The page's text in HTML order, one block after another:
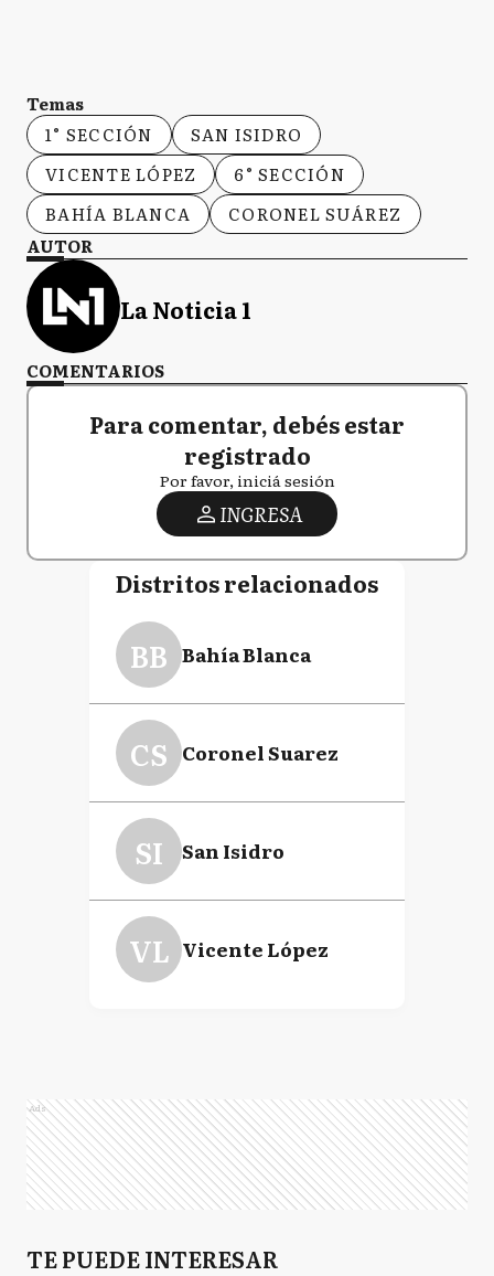
Temas
1° SECCIÓN
SAN ISIDRO
VICENTE LÓPEZ
6° SECCIÓN
BAHÍA BLANCA
CORONEL SUÁREZ
AUTOR
La Noticia 1
COMENTARIOS
Para comentar, debés estar
registrado
Por favor, iniciá sesión
INGRESA
Distritos relacionados
BB Bahía Blanca
CS Coronel Suarez
SI San Isidro
VL Vicente López
Ads
TE PUEDE INTERESAR